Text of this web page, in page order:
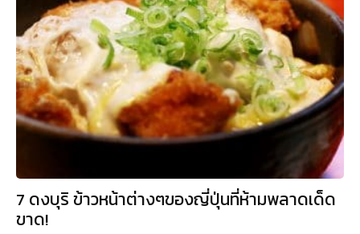
7 ดงบุริ ข้าวหน้าต่างๆของญี่ปุ่นที่ห้ามพลาดเด็ด
ขาด!